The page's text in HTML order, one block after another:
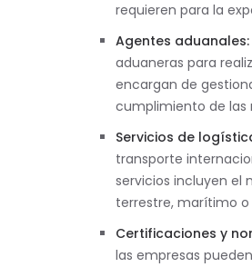
requieren para la
Agentes aduanales:
aduaneras para
encargan de
cumplimiento de las
Servicios de
transporte
servicios incluyen el
terrestre, marítimo
Certificaciones y
las empresas